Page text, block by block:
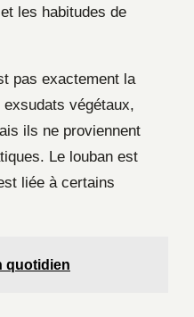
les habitudes de
pas exactement la
végétaux,
ils ne proviennent
Le louban est
liée à certains
quotidien